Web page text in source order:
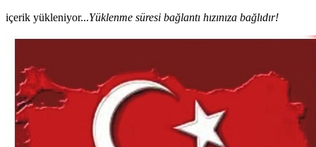
içerik yükleniyor...Yüklenme süresi bağlantı hızınıza bağlıdır!